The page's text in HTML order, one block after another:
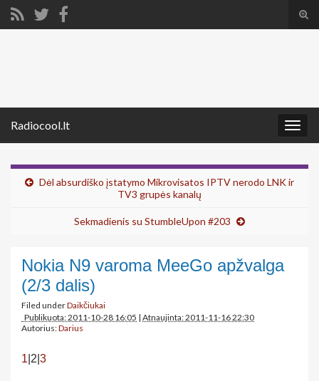
Radiocool.lt
Dėl absurdiško įstatymo Mikrovisatos IPTV nerodo LNK ir
TV3 grupės kanalų
Sekmadienis su StumbleUpon #203
Nokia N9 varoma MeeGo apžvalga
(2/3 dalis)
Filed underDaikčiukai
Publikuota: 2011-10-28 16:05 | Atnaujinta: 2011-11-16 22:30
Autorius:Darius
1 |2| 3